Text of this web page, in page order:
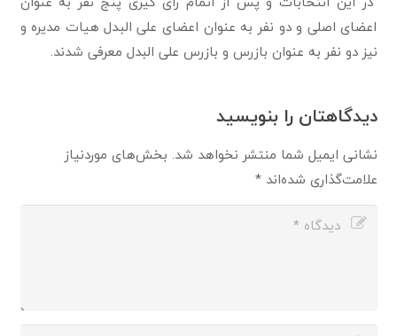
اعضای اصلی و دو نفر به عنوان اعضای علی البدل هیات مدیره و
نیز دو نفر به عنوان بازرس و بازرس علی البدل معرفی شدند.
دیدگاهتان را بنویسید
نشانی ایمیل شما منتشر نخواهد شد. بخش‌های موردنیاز
علامت‌گذاری شده‌اند*